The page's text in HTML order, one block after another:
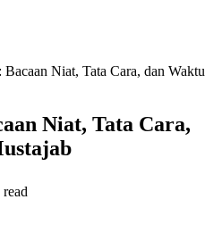
Bacaan Niat, Tata Cara, dan Waktu
Niat, Tata Cara,